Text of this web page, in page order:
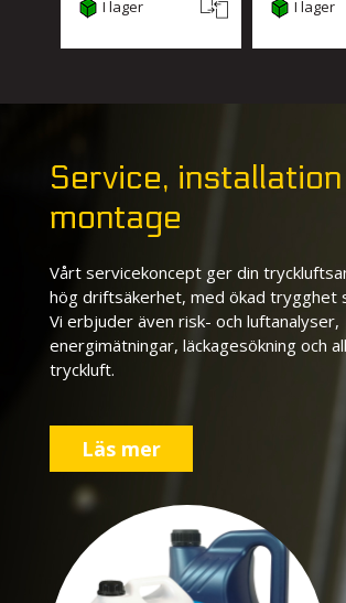
I lager I lager
Service,
montage
Vårt servicekoncept ger din
hög driftsäkerhet, med ökad trygghet
Vi erbjuder även risk- och luftanalyser,
energimätningar, läckagesökning och
tryckluft.
Läs mer